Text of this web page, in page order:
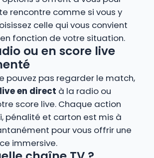
rencontre comme si vous y
celle qui vous convient
fonction de votre situation.
ou en score live
pouvez pas regarder le match,
live en direct à la radio ou
score live. Chaque action
pénalité et carton est mis à
pour vous offrir une
immersive.